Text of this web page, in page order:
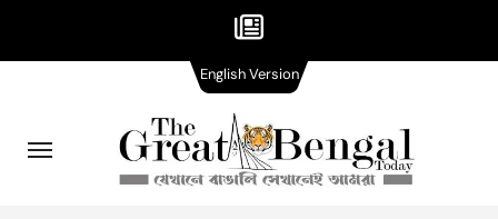
content
English VersionVersion